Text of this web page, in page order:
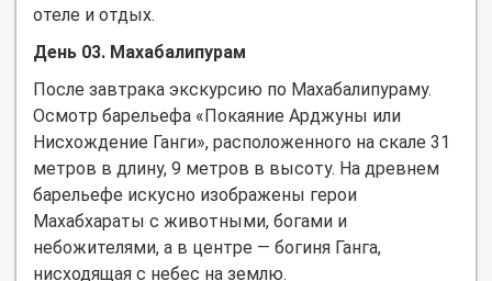
отеле и отдых.
День 03. Махабалипурам
После завтрака экскурсию по Махабалипураму.
Осмотр барельефа «Покаяние Арджуны или
Нисхождение Ганги», расположенного на скале 31
метров в длину, 9 метров в высоту. На древнем
барельефе искусно изображены герои
Махабхараты с животными, богами и
небожителями, а в центре — богиня Ганга,
нисходящая с небес на землю.